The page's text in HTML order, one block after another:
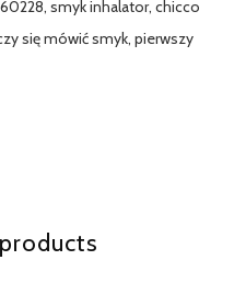
smyk inhalator, chicco
się mówić smyk, pierwszy